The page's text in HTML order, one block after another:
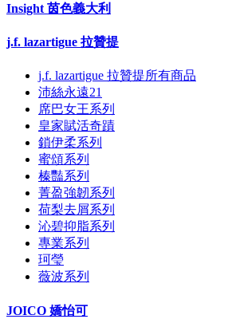
Insight 茵色義大利
j.f. lazartigue 拉贊提
j.f. lazartigue 拉贊提所有商品
沛絲永遠21
席巴女王系列
皇家賦活奇蹟
鎖伊柔系列
蜜頌系列
榛豔系列
菁盈強韌系列
荷梨去屑系列
沁碧抑脂系列
專業系列
珂瑩
薇波系列
JOICO 嬌怡可